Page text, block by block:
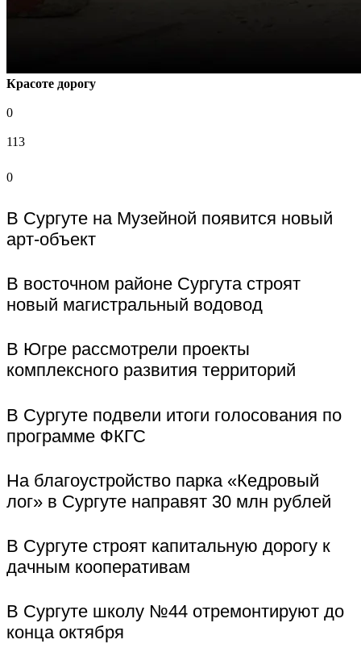
Красоте дорогу
0
113
0
В Сургуте на Музейной появится новый
арт-объект
В восточном районе Сургута строят
новый магистральный водовод
В Югре рассмотрели проекты
комплексного развития территорий
В Сургуте подвели итоги голосования по
программе ФКГС
На благоустройство парка «Кедровый
лог» в Сургуте направят 30 млн рублей
В Сургуте строят капитальную дорогу к
дачным кооперативам
В Сургуте школу №44 отремонтируют до
конца октября